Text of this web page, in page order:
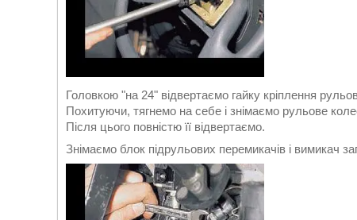
Головкою "на 24" відвертаємо гайку кріплення
Похитуючи, тягнемо на себе і знімаємо рульове
Після цього повністю її відвертаємо.
Знімаємо блок підрульових перемикачів і вимикач